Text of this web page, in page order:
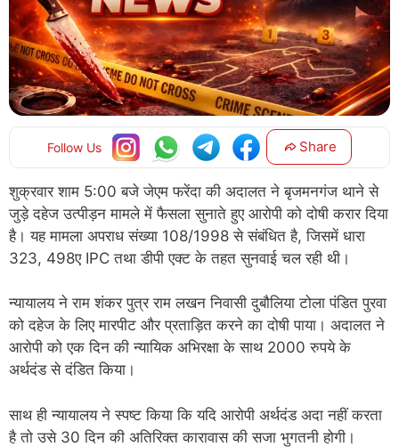
Follow Us Share
शुक्रवार शाम 5:00 बजे जेएम फरेंदा की अदालत ने बृजमनगंज थाने से
जुड़े दहेज उत्पीड़न मामले में फैसला सुनाते हुए आरोपी को दोषी करार दिया
है। यह मामला अपराध संख्या 108/1998 से संबंधित है, जिसमें धारा
323, 498ए IPC तथा डीपी एक्ट के तहत सुनवाई चल रही थी।
न्यायालय ने राम शंकर पुत्र राम लखन निवासी दुबौलिया टोला पंडित पुरवा
को दहेज के लिए मारपीट और प्रताड़ित करने का दोषी पाया। अदालत ने
आरोपी को एक दिन की न्यायिक अभिरक्षा के साथ 2000 रुपये के
अर्थदंड से दंडित किया।
साथ ही न्यायालय ने स्पष्ट किया कि यदि आरोपी अर्थदंड अदा नहीं करता
है तो उसे 30 दिन की अतिरिक्त कारावास की सजा भुगतनी होगी।